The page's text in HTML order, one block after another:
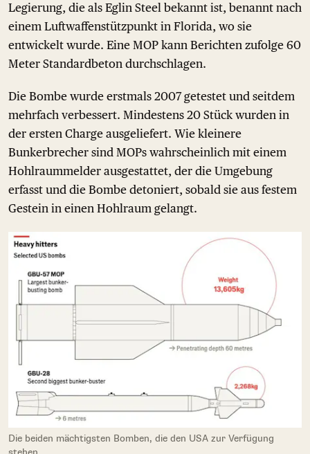
Legierung, die als Eglin Steel bekannt ist, benannt nach
einem Luftwaffenstützpunkt in Florida, wo sie
entwickelt wurde. Eine MOP kann Berichten zufolge 60
Meter Standardbeton durchschlagen.
Die Bombe wurde erstmals 2007 getestet und seitdem
mehrfach verbessert. Mindestens 20 Stück wurden in
der ersten Charge ausgeliefert. Wie kleinere
Bunkerbrecher sind MOPs wahrscheinlich mit einem
Hohlraummelder ausgestattet, der die Umgebung
erfasst und die Bombe detoniert, sobald sie aus festem
Gestein in einen Hohlraum gelangt.
Die beiden mächtigsten Bomben, die den USA zur Verfügung